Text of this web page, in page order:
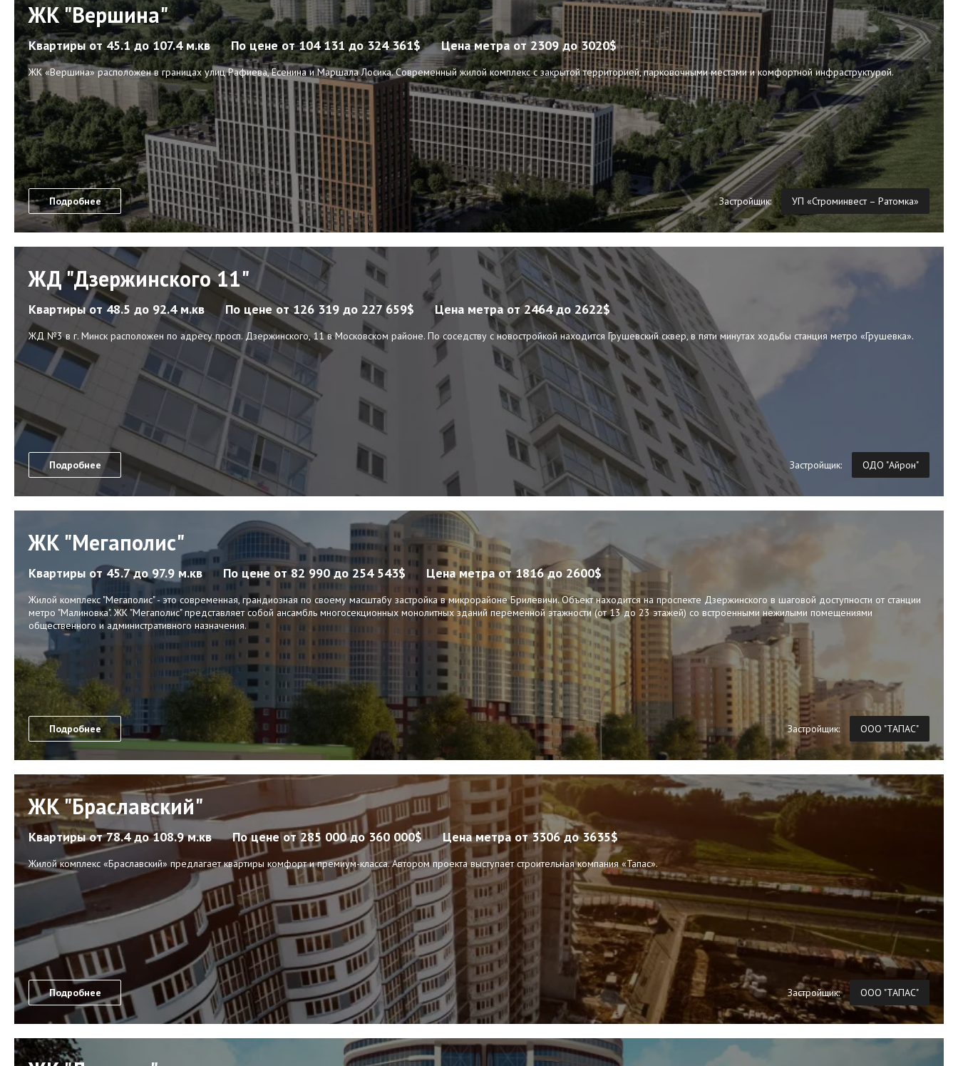
ЖК "Вершина"
Квартирыот 45.1 до 107.4 м.кв По ценеот 104 131 до 324 361$ Цена метра от 2309 до 3020$
ЖК «Вершина» расположен в границах улиц Рафиева, Есенина и Маршала Лосика. Современный жилой комплекс с закрытой территорией, парковочными местами и комфортной инфраструктурой.
Застройщик: УП «Строминвест – Ратомка»
Подробнее
ЖД "Дзержинского 11"
Квартирыот 48.5 до 92.4 м.кв По ценеот 126 319 до 227 659$ Цена метра от 2464 до 2622$
ЖД №3 в г. Минск расположен по адресу просп. Дзержинского, 11 в Московском районе. По соседству с новостройкой находится Грушевский сквер, в пяти минутах ходьбы станция метро «Грушевка».
Застройщик: ОДО "Айрон"
Подробнее
ЖК "Мегаполис"
Квартиры от 45.7 до 97.9 м.кв По цене от 82 990 до 254 543$ Цена метраот 1816 до 2600$
Жилой комплекс "Мегаполис" - это современная, грандиозная по своему масштабу застройка в микрорайоне Брилевичи. Объект находится на проспекте Дзержинского в шаговой доступности от станции
метро "Малиновка". ЖК "Мегаполис" представляет собой ансамбль многосекционных монолитных зданий переменной этажности (от 13 до 23 этажей) со встроенными нежилыми помещениями
общественного и административного назначения.
Застройщик: ООО "ТАПАС"
Подробнее
ЖК "Браславский"
Квартирыот 78.4 до 108.9 м.кв По ценеот 285 000 до 360 000$ Цена метра от 3306 до 3635$
Жилой комплекс «Браславский» предлагает квартиры комфорт и премиум-класса. Автором проекта выступает строительная компания «Тапас».
Застройщик: ООО "ТАПАС"
Подробнее